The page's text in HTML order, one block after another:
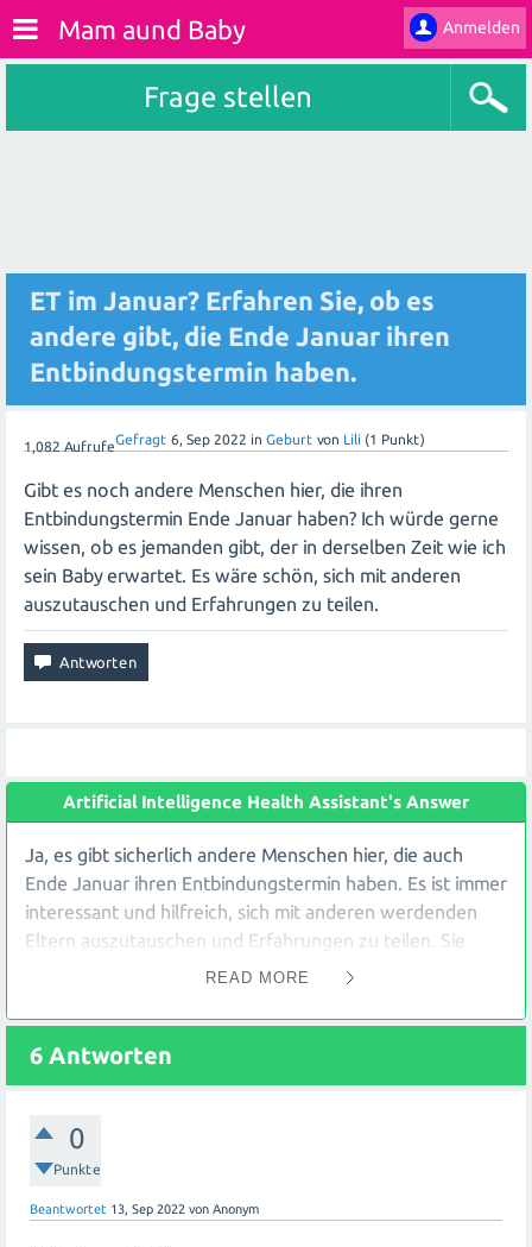
Anmelden
Mam aund Baby
Frage stellen
ET im Januar? Erfahren Sie, ob es
andere gibt, die Ende Januar ihren
Entbindungstermin haben.
1,082 AufrufeGefragt 6, Sep 2022 in Geburt von Lili (1 Punkt)
Gibt es noch andere Menschen hier, die ihren
Entbindungstermin Ende Januar haben? Ich würde gerne
wissen, ob es jemanden gibt, der in derselben Zeit wie ich
sein Baby erwartet. Es wäre schön, sich mit anderen
auszutauschen und Erfahrungen zu teilen.
Artificial Intelligence Health Assistant's Answer
Ja, es gibt sicherlich andere Menschen hier, die auch
Ende Januar ihren Entbindungstermin haben. Es ist immer
interessant und hilfreich, sich mit anderen werdenden
Eltern auszutauschen und Erfahrungen zu teilen. Sie
können nach lokalen Müttergruppen oder Online-Foren
Fragen stellen, Ratschläge erhalten und möglicherweise
sogar Freundschaften knüpfen. Der Austausch mit
anderen kann Ihnen helfen, sich besser auf die Geburt
lindern. Viel Glück für Ihre Schwangerschaft und Ihre
bevorstehende Geburt!
READ MORE
6 Antworten
0
Punkte
Beantwortet 13, Sep 2022 von Anonym